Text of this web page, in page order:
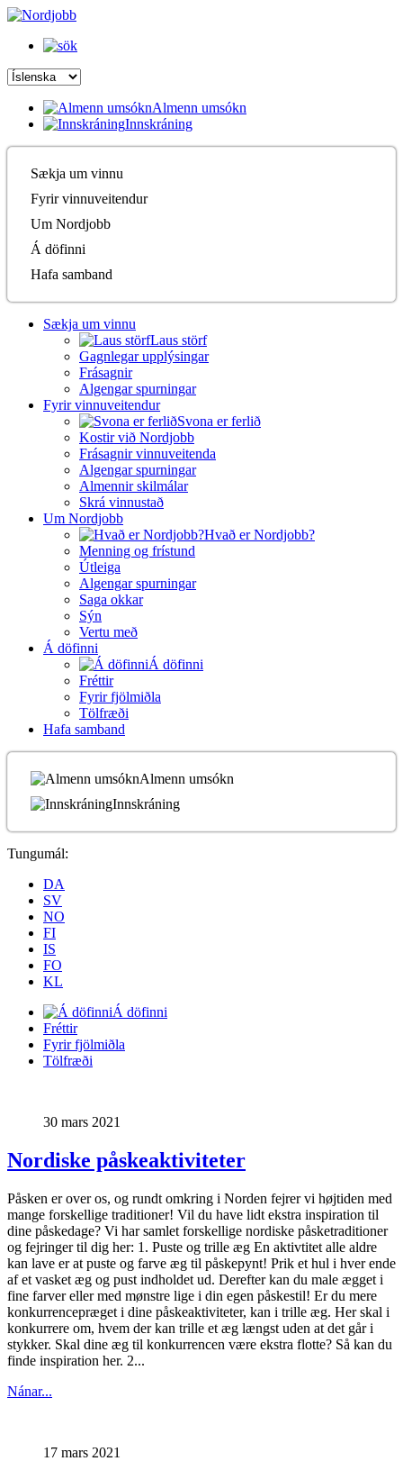
Almenn umsókn
Innskráning
Sækja um vinnu
Fyrir vinnuveitendur
Um Nordjobb
Á döfinni
Hafa samband
Sækja um vinnu
Laus störf
Gagnlegar upplýsingar
Frásagnir
Algengar spurningar
Fyrir vinnuveitendur
Svona er ferlið
Kostir við Nordjobb
Frásagnir vinnuveitenda
Algengar spurningar
Almennir skilmálar
Skrá vinnustað
Um Nordjobb
Hvað er Nordjobb?
Menning og frístund
Útleiga
Algengar spurningar
Saga okkar
Sýn
Vertu með
Á döfinni
Á döfinni
Fréttir
Fyrir fjölmiðla
Tölfræði
Hafa samband
Almenn umsókn
Innskráning
Tungumál:
DA
SV
NO
FI
IS
FO
KL
Á döfinni
Fréttir
Fyrir fjölmiðla
Tölfræði
30 mars 2021
Nordiske påskeaktiviteter
Påsken er over os, og rundt omkring i Norden fejrer vi højtiden med
mange forskellige traditioner! Vil du have lidt ekstra inspiration til
dine påskedage? Vi har samlet forskellige nordiske påsketraditioner
og fejringer til dig her: 1. Puste og trille æg En aktivtitet alle aldre
kan lave er at puste og farve æg til påskepynt! Prik et hul i hver ende
af et vasket æg og pust indholdet ud. Derefter kan du male ægget i
fine farver eller med mønstre lige i din egen påskestil! Er du mere
konkurrencepræget i dine påskeaktiviteter, kan i trille æg. Her skal i
konkurrere om, hvem der kan trille et æg længst uden at det går i
stykker. Skal dine æg til konkurrencen være ekstra flotte? Så kan du
finde inspiration her. 2...
Nánar...
17 mars 2021